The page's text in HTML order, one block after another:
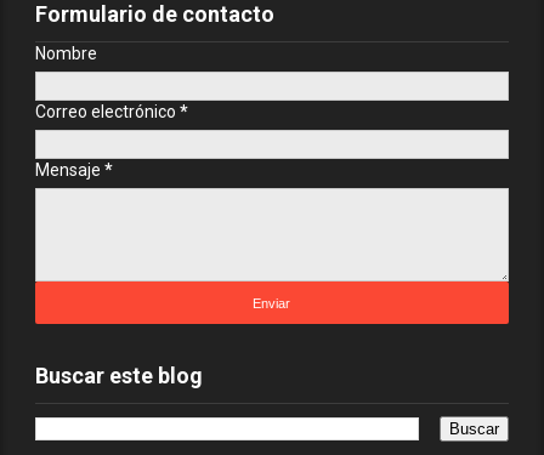
Formulario de contacto
Nombre
Correo electrónico *
Mensaje *
Buscar este blog